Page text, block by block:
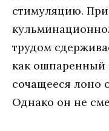
стимуляцию.
трудом
как ошпаренный
сочащееся лоно
Однако он не